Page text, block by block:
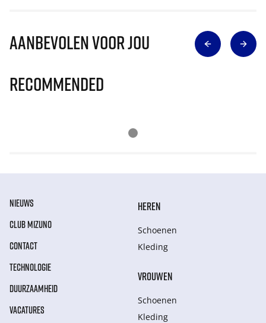
Aanbevolen voor jou
Recommended
NIEUWS
CLUB MIZUNO
CONTACT
TECHNOLOGIE
DUURZAAMHEID
VACATURES
HEREN
Schoenen
Kleding
VROUWEN
Schoenen
Kleding